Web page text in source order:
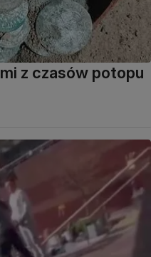
z czasów potopu